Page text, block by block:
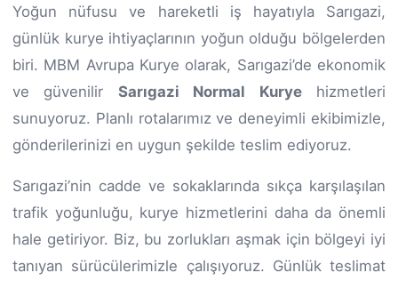
Yoğun nüfusu ve hareketli iş hayatıyla Sarıgazi,
günlük kurye ihtiyaçlarının yoğun olduğu bölgelerden
biri. MBM Avrupa Kurye olarak, Sarıgazi’de ekonomik
ve güvenilir Sarıgazi Normal Kuryehizmetleri
sunuyoruz. Planlı rotalarımız ve deneyimli ekibimizle,
gönderilerinizi en uygun şekilde teslim ediyoruz.
Sarıgazi’nin cadde ve sokaklarında sıkça karşılaşılan
trafik yoğunluğu, kurye hizmetlerini daha da önemli
hale getiriyor. Biz, bu zorlukları aşmak için bölgeyi iyi
tanıyan sürücülerimizle çalışıyoruz. Günlük teslimat